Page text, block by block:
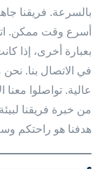
بالسرعة. فريقنا
أسرع وقت ممكن.
بعبارة أخرى، إذا
في الاتصال بنا.
عالية. تواصلوا
من خبرة فريقنا
هدفنا هو راحتكم